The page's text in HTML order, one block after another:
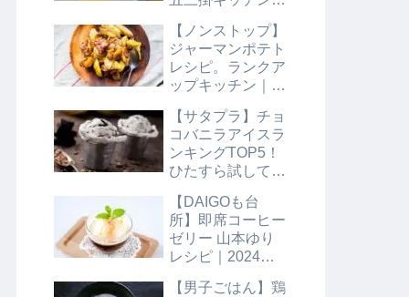
【ノンストップ】
ジャーマンポテト
レシピ。ランクア
ップキッチン｜10
【サタプラ】チョ
コバニラアイスラ
ンキングTOP5！
ひたすら試してラ
日【サタデープラ
ス】
【DAIGOも台
所】即席コーヒー
ゼリー 山本ゆり
レシピ｜2024年8
【男子ごはん】鶏